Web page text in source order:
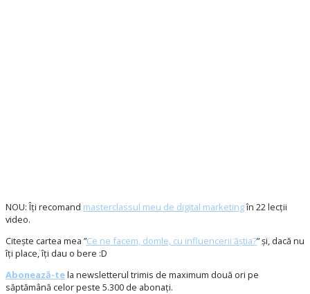
NOU: Îți recomand masterclassul meu de digital marketingîn 22 lecții
video.
Citește cartea mea ”Ce ne facem, domle, cu influencerii ăștia?” și, dacă nu
îți place, îți dau o bere :D
Abonează-tela newsletterul trimis de maximum două ori pe
săptămână celor peste 5.300 de abonați.